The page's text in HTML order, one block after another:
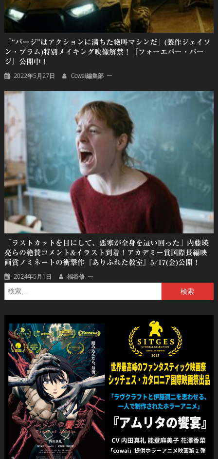
「“パージ”はアクションに満ちた絶叫マシンだ」(製作ジェイソ
ン・ブラム)特別メイキング映像解禁！『フォーエバー・パー
ジ』公開中！
2022年5月27日 Cowai編集部
「ラストカットを目にして、悪寒が全身を這い回った」内藤瑛
亮らの絶賛コメント&イラスト到着！アカデミー賞国際長編映
画賞ノミネートの衝撃作『ありふれた教室』5/17(金)公開！
2024年5月1日 福谷修
索: